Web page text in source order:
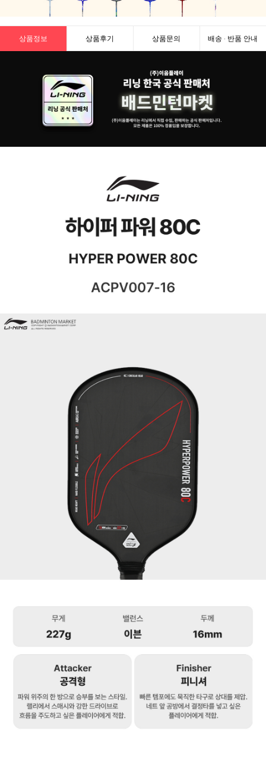
상품정보 상품후기 상품문의 배송 · 반품 안내